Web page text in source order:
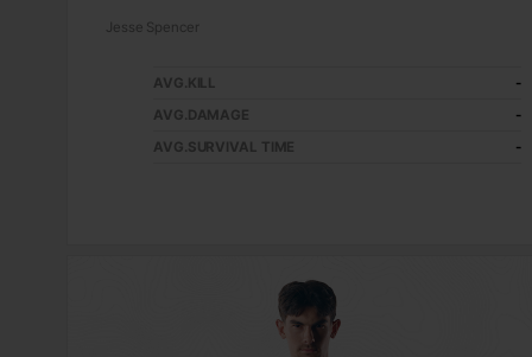
Jesse Spencer
AVG.KILL
-
AVG.DAMAGE
-
AVG.SURVIVAL TIME
-